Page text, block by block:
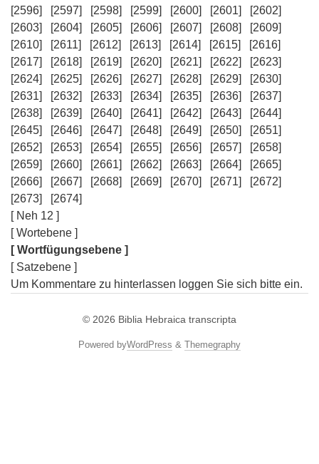
[2596]
[2597] [2598] [2599] [2600] [2601]
[2602]
[2603]
[2604] [2605] [2606] [2607] [2608]
[2609]
[2610]
[2611] [2612] [2613] [2614] [2615]
[2616]
[2617]
[2618] [2619] [2620] [2621] [2622]
[2623]
[2624]
[2625] [2626] [2627] [2628] [2629]
[2630]
[2631]
[2632] [2633] [2634] [2635] [2636]
[2637]
[2638]
[2639] [2640] [2641] [2642] [2643]
[2644]
[2645]
[2646] [2647] [2648] [2649] [2650]
[2651]
[2652]
[2653] [2654] [2655] [2656] [2657]
[2658]
[2659]
[2660] [2661] [2662] [2663] [2664]
[2665]
[2666]
[2667] [2668] [2669] [2670] [2671]
[2672]
[2673]
[2674]
[ Neh 12 ]
[ Wortebene ]
[ Wortfügungsebene ]
[ Satzebene ]
Um Kommentare zu hinterlassen loggen Sie sich bitte ein.
© 2026 Biblia Hebraica transcripta
Powered byWordPress & Themegraphy